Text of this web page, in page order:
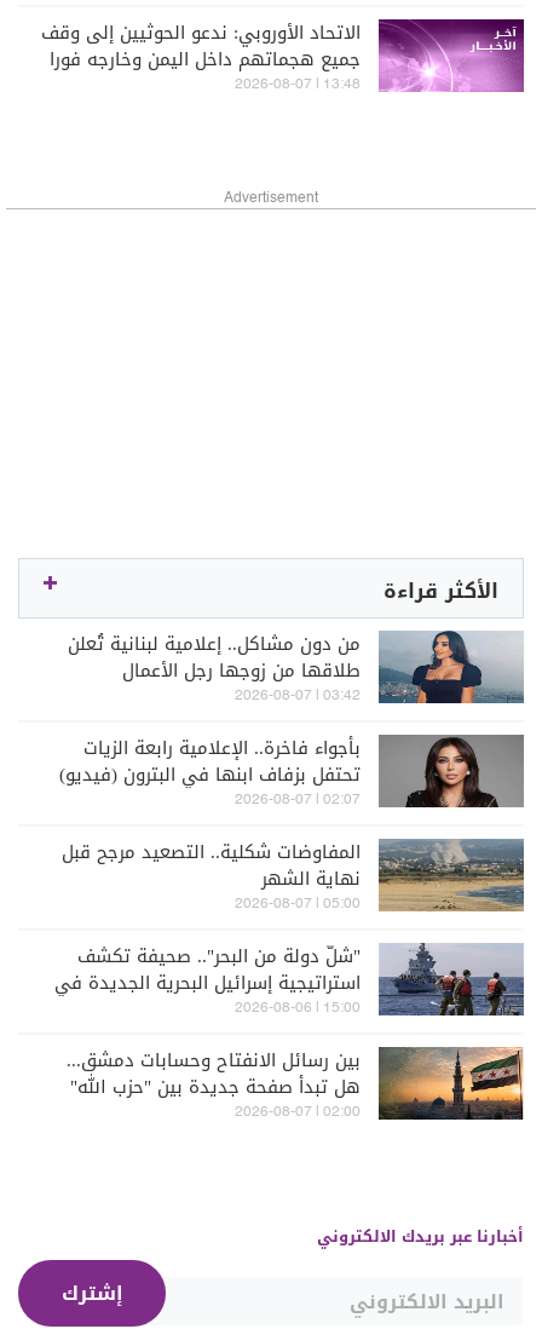
الاتحاد الأوروبي: ندعو الحوثيين إلى وقف
جميع هجماتهم داخل اليمن وخارجه فورا
13:48 | 2026-08-07
Advertisement
الأكثر قراءة
من دون مشاكل.. إعلامية لبنانية تُعلن
طلاقها من زوجها رجل الأعمال
03:42 | 2026-08-07
بأجواء فاخرة.. الإعلامية رابعة الزيات
تحتفل بزفاف ابنها في البترون (فيديو)
02:07 | 2026-08-07
المفاوضات شكلية.. التصعيد مرجح قبل
نهاية الشهر
05:00 | 2026-08-07
"شلّ دولة من البحر".. صحيفة تكشف
استراتيجية إسرائيل البحرية الجديدة في
مواجهة "حزب الله"
15:00 | 2026-08-06
بين رسائل الانفتاح وحسابات دمشق...
هل تبدأ صفحة جديدة بين "حزب الله"
وسوريا - الشرع؟
02:00 | 2026-08-07
أخبارنا عبر بريدك الالكتروني
إشترك